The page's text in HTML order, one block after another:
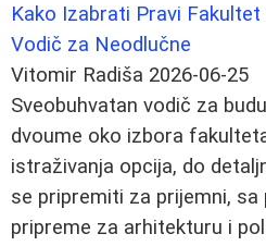
Kako Izabrati Pravi
Vodič za Neodlučne
Vitomir Radiša 2026-06-25
Sveobuhvatan vodič za
dvoume oko izbora
istraživanja opcija, do
se pripremiti za prijemni,
pripreme za arhitekturu i